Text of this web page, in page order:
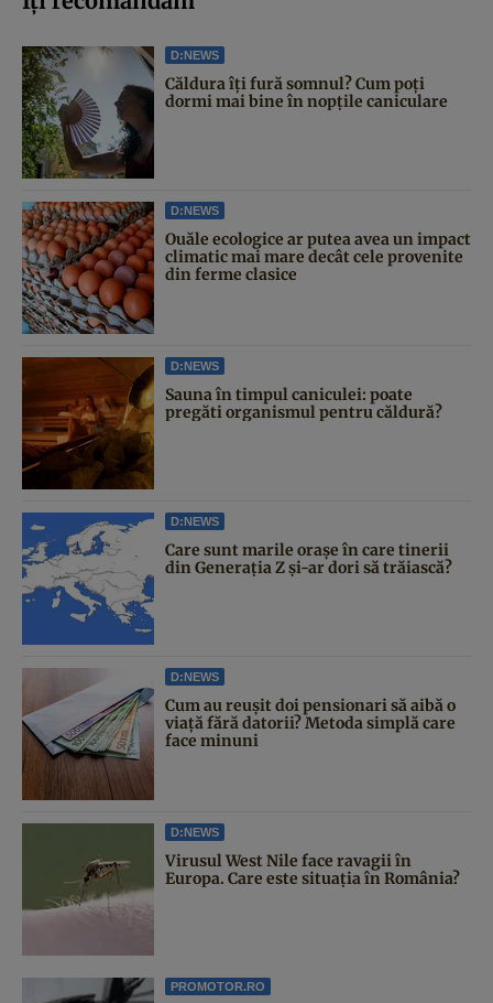
D:NEWS
Căldura îți fură somnul? Cum poți
dormi mai bine în nopțile caniculare
D:NEWS
Ouăle ecologice ar putea avea un impact
climatic mai mare decât cele provenite
din ferme clasice
D:NEWS
Sauna în timpul caniculei: poate
pregăti organismul pentru căldură?
D:NEWS
Care sunt marile orașe în care tinerii
din Generația Z și-ar dori să trăiască?
D:NEWS
Cum au reușit doi pensionari să aibă o
viață fără datorii? Metoda simplă care
face minuni
D:NEWS
Virusul West Nile face ravagii în
Europa. Care este situația în România?
PROMOTOR.RO